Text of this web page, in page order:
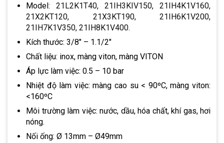
Model: 21L2K1T40, 21IH3KIV150, 21IH4K1V160,
21X2KT120, 21X3KT190, 21IH6K1V200,
21IH7K1V350, 21IH8K1V400.
Kích thước: 3/8″ – 1.1/2″
Chất liệu: inox, màng viton, màng VITON
Áp lực làm việc: 0.5 – 10 bar
Nhiệt độ làm việc: màng cao su < 90ºC, màng viton:
<160ºC
Môi trường làm việc: nước, dầu, hóa chất, khí gas, hơi
nóng.
Nối ống: Ø 13mm – Ø49mm